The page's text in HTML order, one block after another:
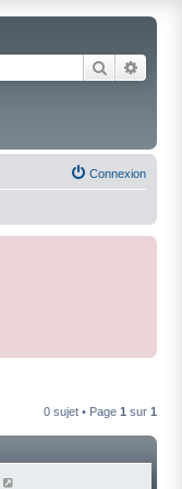
Rechercher
Connexion
0 sujet • Page 1 sur 1